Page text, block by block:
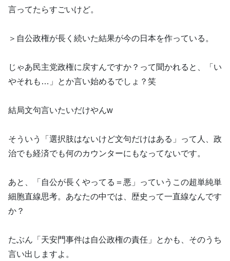
言ってたらすごいけど。
＞自公政権が長く続いた結果が今の日本を作っている。
じゃあ民主党政権に戻すんですか？って聞かれると、「い
やそれも…」とか言い始めるでしょ？笑
結局文句言いたいだけやんw
そういう「選択肢はないけど文句だけはある」って人、政
治でも経済でも何のカウンターにもなってないです。
あと、「自公が長くやってる＝悪」っていうこの超単純単
細胞直線思考。あなたの中では、歴史って一直線なんです
か？
たぶん「天安門事件は自公政権の責任」とかも、そのうち
言い出しますよ。